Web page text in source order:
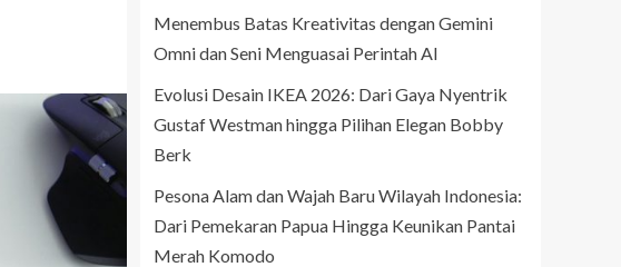
Menembus Batas Kreativitas dengan Gemini
Omni dan Seni Menguasai Perintah AI
Evolusi Desain IKEA 2026: Dari Gaya Nyentrik
Gustaf Westman hingga Pilihan Elegan Bobby
Berk
Pesona Alam dan Wajah Baru Wilayah Indonesia:
Dari Pemekaran Papua Hingga Keunikan Pantai
Merah Komodo